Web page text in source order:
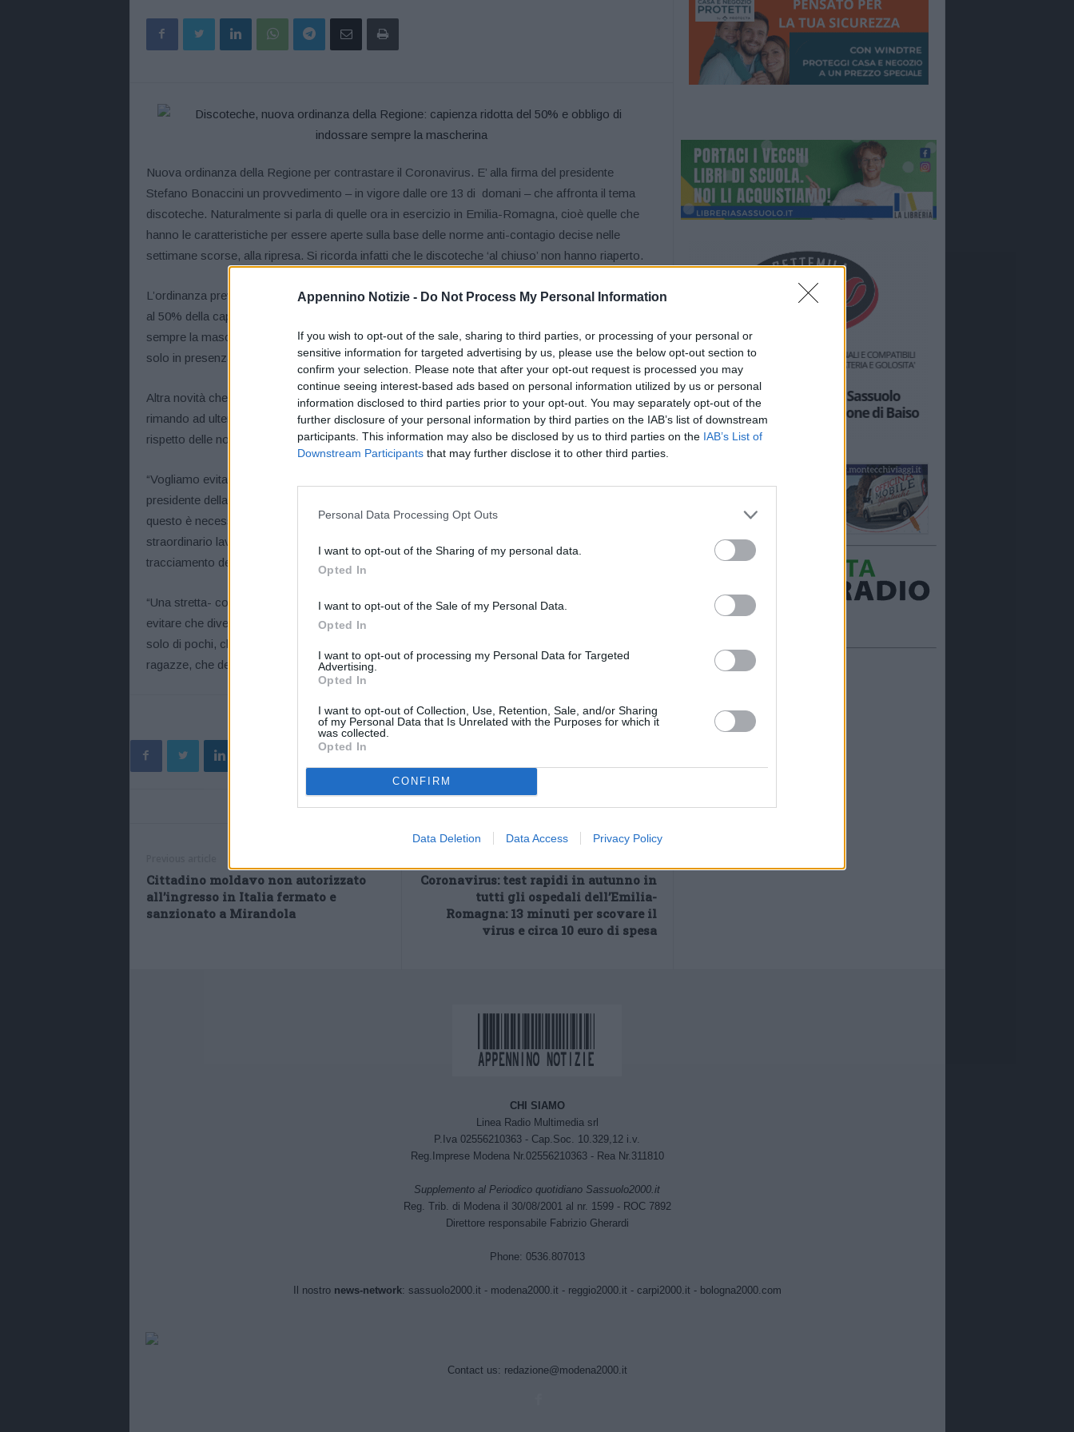
Appennino Notizie - Do Not Process My Personal Information
If you wish to opt-out of the sale, sharing to third parties, or processing of your personal or
sensitive information for targeted advertising by us, please use the below opt-out section to
confirm your selection. Please note that after your opt-out request is processed you may
continue seeing interest-based ads based on personal information utilized by us or personal
information disclosed to third parties prior to your opt-out. You may separately opt-out of the
further disclosure of your personal information by third parties on the IAB’s list of downstream
participants. This information may also be disclosed by us to third parties on the IAB’s List of
Downstream Participants that may further disclose it to other third parties.
Personal Data Processing Opt Outs
I want to opt-out of the Sharing of my personal data.
Opted In
I want to opt-out of the Sale of my Personal Data.
Opted In
I want to opt-out of processing my Personal Data for Targeted
Advertising.
Opted In
I want to opt-out of Collection, Use, Retention, Sale, and/or Sharing
of my Personal Data that Is Unrelated with the Purposes for which it
was collected.
Opted In
CONFIRM
Data Deletion Data Access Privacy Policy
Nuova ordinanza della Regione per contrastare il Coronavirus. E’ alla firma del presidente
Stefano Bonaccini un provvedimento – in vigore dalle ore 13 di domani – che affronta il tema
discoteche. Naturalmente si parla di quelle ora in esercizio in Emilia-Romagna, cioè quelle che
hanno le caratteristiche per essere aperte sulla base delle norme anti-contagio decise nelle
settimane scorse, alla ripresa. Si ricorda infatti che le discoteche ‘al chiuso’ non hanno riaperto.
L’ordinanza prevederà che il numero massimo di persone che possono entrare non sia superiore
al 50% della capienza massima normalmente autorizzata. E prevede l’obbligo di indossare
sempre la mascherina all’interno del locale, compreso durante il ballo, ammesso, va ricordato,
solo in presenza di piste all’aperto.
Altra novità che sarà introdotta dall’ordinanza è la chiusura immediata del locale, senza alcun
rimando ad ulteriori pratiche amministrative, se viene accertato dagli organi di vigilanza il mancato
rispetto delle norme fissate dall’ordinanza stessa.
“Vogliamo evitare comportamenti che permettano al contagio di rialzare la testa- affermano il
presidente della Regione, Stefano Bonaccini, e l’assessore al Turismo, Andrea Corsini-. Per
questo è necessario rafforzare prevenzione e controlli, un impegno che va di pari passo con lo
straordinario lavoro che i servizi sanitari stanno facendo nei territori grazie all’azione di
tracciamento dei casi di positività al virus”.
“Una stretta- concludono il presidente della Regione e l’assessore al Turismo- utile anche a
evitare che divertimento e svago possano lasciare spazio ad atteggiamenti irresponsabili, anche
solo di pochi, che possano vanificare il lavoro di questi mesi. A tutela dei giovani stessi, ragazzi e
ragazze, che devono sapere di non essere immuni o al riparo dal virus”.
Cittadino moldavo non autorizzato
all’ingresso in Italia fermato e
sanzionato a Mirandola
Coronavirus: test rapidi in autunno in
tutti gli ospedali dell’Emilia-
Romagna: 13 minuti per scovare il
virus e circa 10 euro di spesa
CHI SIAMO
Linea Radio Multimedia srl
P.Iva 02556210363 - Cap.Soc. 10.329,12 i.v.
Reg.Imprese Modena Nr.02556210363 - Rea Nr.311810
Supplemento al Periodico quotidiano Sassuolo2000.it
Reg. Trib. di Modena il 30/08/2001 al nr. 1599 - ROC 7892
Direttore responsabile Fabrizio Gherardi
Phone: 0536.807013
Il nostro news-network: sassuolo2000.it- modena2000.it - reggio2000.it- carpi2000.it- bologna2000.com
Contact us: redazione@modena2000.it